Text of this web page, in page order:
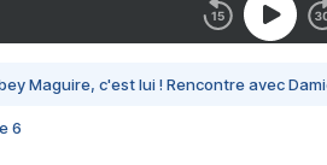
Maguire, c'est lui ! Rencontre avec
6